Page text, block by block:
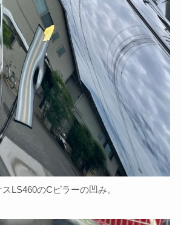
スLS460のCピラーの凹み。